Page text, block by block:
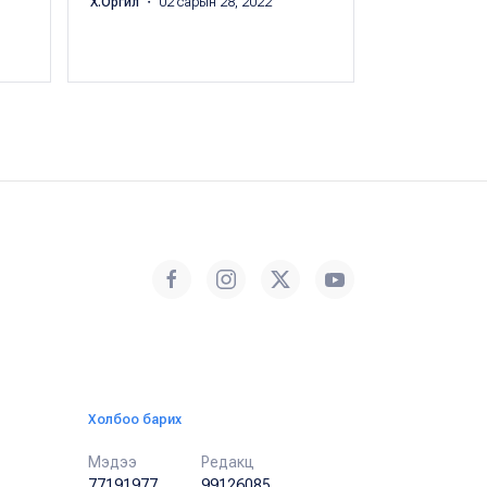
Холбоо барих
Мэдээ
Редакц